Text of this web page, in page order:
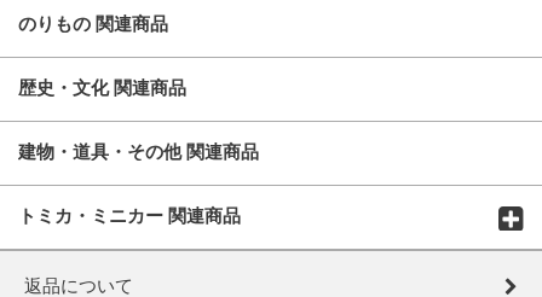
のりもの 関連商品
歴史・文化 関連商品
建物・道具・その他 関連商品
トミカ・ミニカー 関連商品
返品について